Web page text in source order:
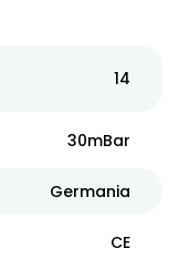
14
30mBar
Germania
CE